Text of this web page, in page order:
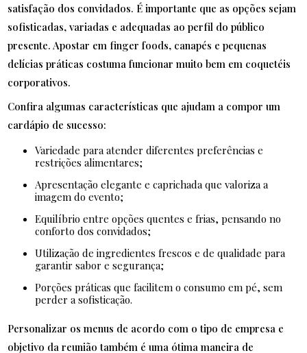
satisfação dos convidados. É importante que as opções sejam
sofisticadas, variadas e adequadas ao perfil do público
presente. Apostar em finger foods, canapés e pequenas
delícias práticas costuma funcionar muito bem em coquetéis
corporativos.
Confira algumas características que ajudam a compor um
cardápio de sucesso:
Variedade para atender diferentes preferências e
restrições alimentares;
Apresentação elegante e caprichada que valoriza a
imagem do evento;
Equilíbrio entre opções quentes e frias, pensando no
conforto dos convidados;
Utilização de ingredientes frescos e de qualidade para
garantir sabor e segurança;
Porções práticas que facilitem o consumo em pé, sem
perder a sofisticação.
Personalizar os menus de acordo com o tipo de empresa e
objetivo da reunião também é uma ótima maneira de